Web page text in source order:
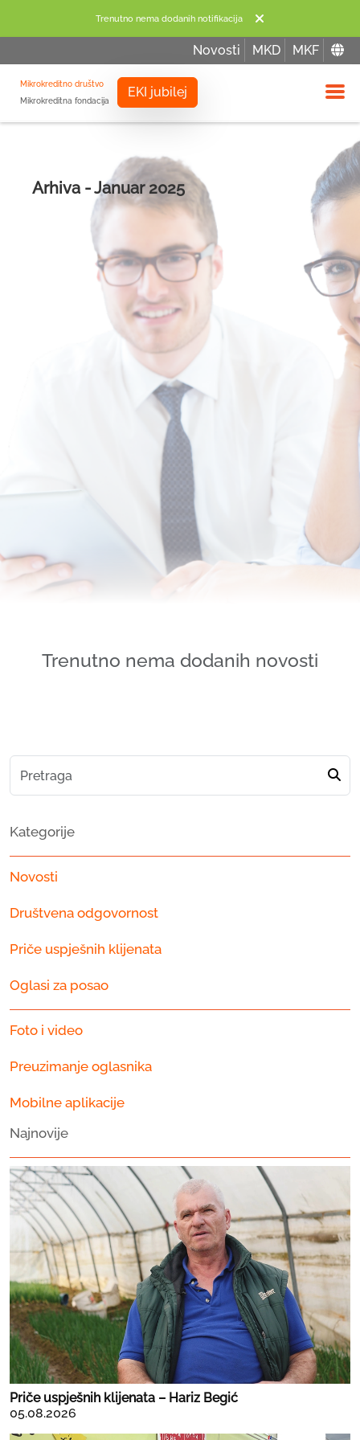
Trenutno nema dodanih notifikacija
Novosti MKD MKF
Mikrokreditno društvo
Mikrokreditna fondacija
EKI jubilej
Arhiva - Januar 2025
Trenutno nema dodanih novosti
Kategorije
Novosti
Društvena odgovornost
Priče uspješnih klijenata
Oglasi za posao
Foto i video
Preuzimanje oglasnika
Mobilne aplikacije
Najnovije
Priče uspješnih klijenata – Hariz Begić
05.08.2026